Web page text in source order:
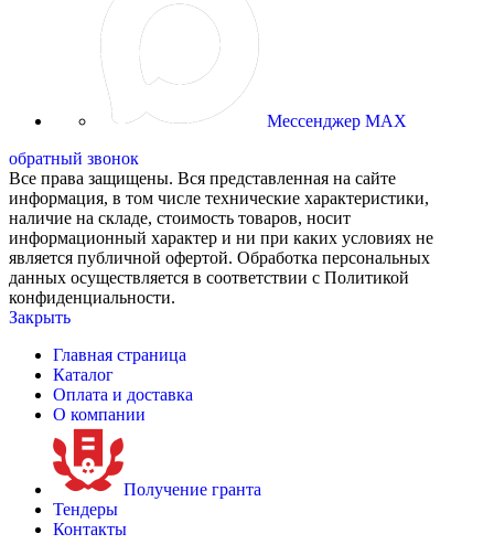
Мессенджер MAX
обратный звонок
Все права защищены. Вся представленная на сайте
информация, в том числе технические характеристики,
наличие на складе, стоимость товаров, носит
информационный характер и ни при каких условиях не
является публичной офертой. Обработка персональных
данных осуществляется в соответствии с Политикой
конфиденциальности.
Закрыть
Главная страница
Каталог
Оплата и доставка
О компании
Получение гранта
Тендеры
Контакты